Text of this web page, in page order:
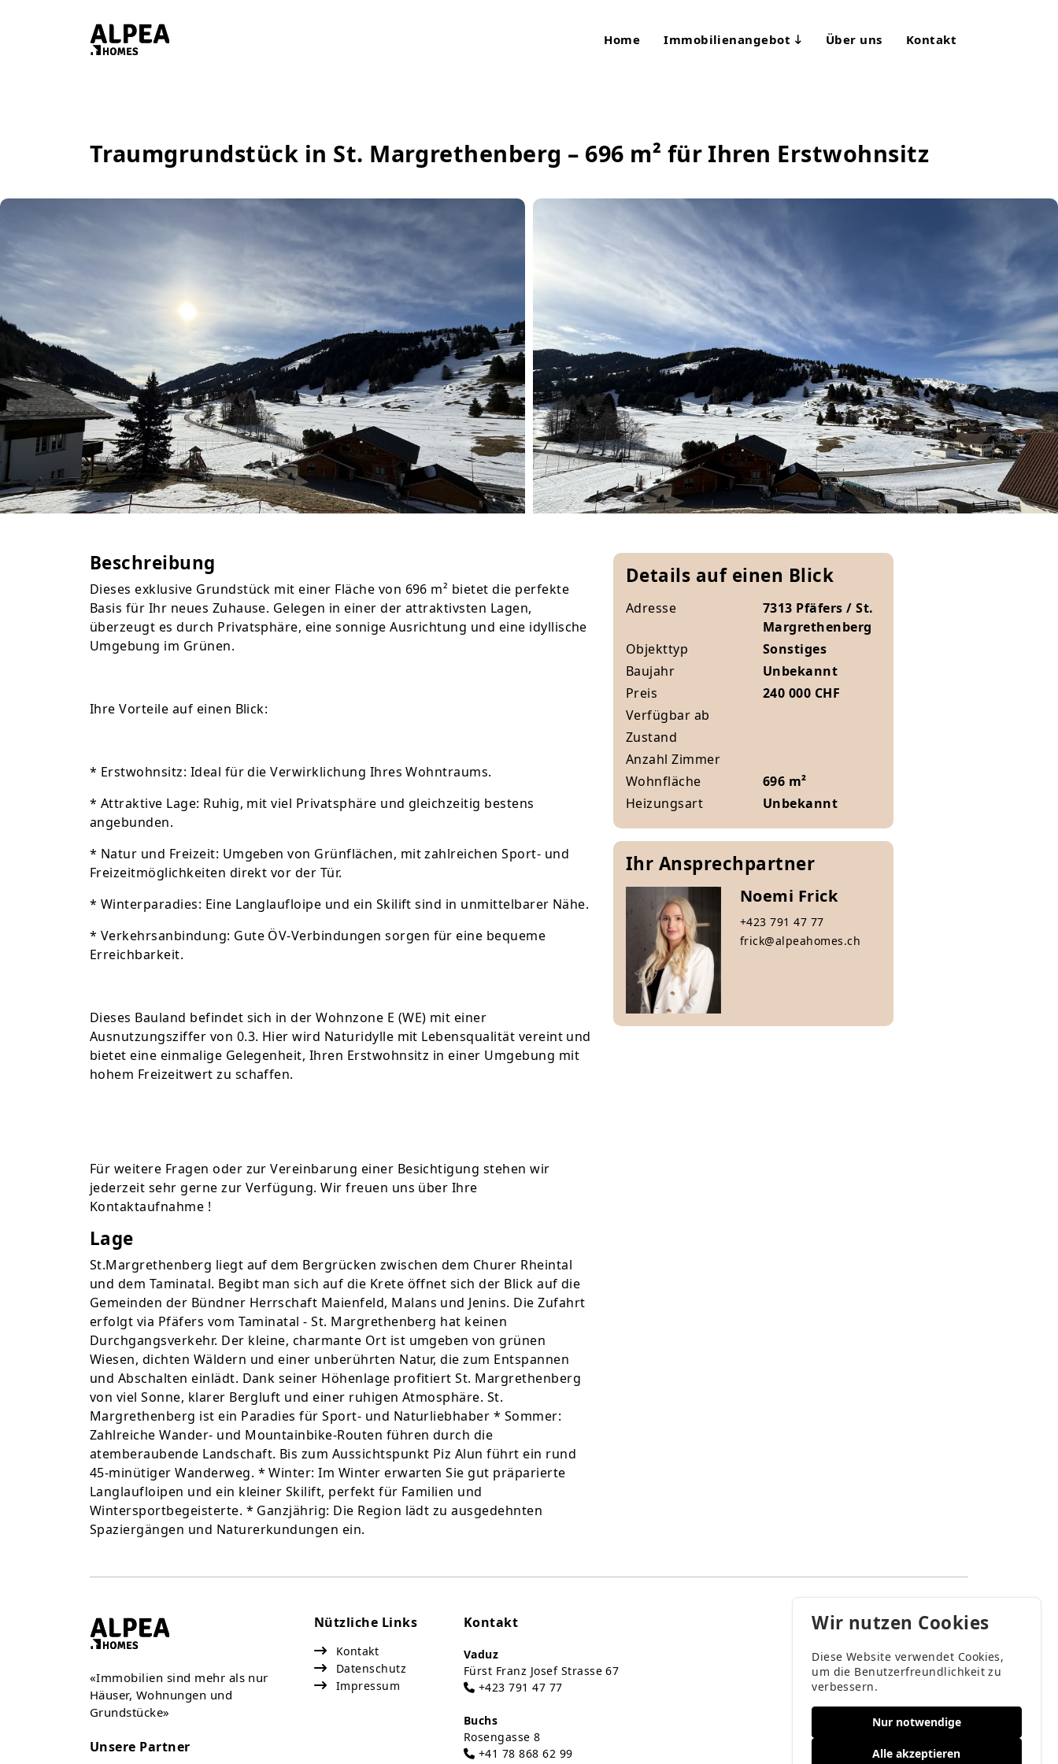
Home Immobilienangebot Über uns Kontakt
Traumgrundstück in St. Margrethenberg – 696 m² für Ihren Erstwohnsitz
Beschreibung
Dieses exklusive Grundstück mit einer Fläche von 696 m² bietet die perfekte
Basis für Ihr neues Zuhause. Gelegen in einer der attraktivsten Lagen,
überzeugt es durch Privatsphäre, eine sonnige Ausrichtung und eine idyllische
Umgebung im Grünen.
Ihre Vorteile auf einen Blick:
* Erstwohnsitz: Ideal für die Verwirklichung Ihres Wohntraums.
* Attraktive Lage: Ruhig, mit viel Privatsphäre und gleichzeitig bestens
angebunden.
* Natur und Freizeit: Umgeben von Grünflächen, mit zahlreichen Sport- und
Freizeitmöglichkeiten direkt vor der Tür.
* Winterparadies: Eine Langlaufloipe und ein Skilift sind in unmittelbarer Nähe.
* Verkehrsanbindung: Gute ÖV-Verbindungen sorgen für eine bequeme
Erreichbarkeit.
Dieses Bauland befindet sich in der Wohnzone E (WE) mit einer
Ausnutzungsziffer von 0.3. Hier wird Naturidylle mit Lebensqualität vereint und
bietet eine einmalige Gelegenheit, Ihren Erstwohnsitz in einer Umgebung mit
hohem Freizeitwert zu schaffen.
Für weitere Fragen oder zur Vereinbarung einer Besichtigung stehen wir
jederzeit sehr gerne zur Verfügung. Wir freuen uns über Ihre
Kontaktaufnahme !
Lage
St.Margrethenberg liegt auf dem Bergrücken zwischen dem Churer Rheintal
und dem Taminatal. Begibt man sich auf die Krete öffnet sich der Blick auf die
Gemeinden der Bündner Herrschaft Maienfeld, Malans und Jenins. Die Zufahrt
erfolgt via Pfäfers vom Taminatal - St. Margrethenberg hat keinen
Durchgangsverkehr. Der kleine, charmante Ort ist umgeben von grünen
Wiesen, dichten Wäldern und einer unberührten Natur, die zum Entspannen
und Abschalten einlädt. Dank seiner Höhenlage profitiert St. Margrethenberg
von viel Sonne, klarer Bergluft und einer ruhigen Atmosphäre. St.
Margrethenberg ist ein Paradies für Sport- und Naturliebhaber * Sommer:
Zahlreiche Wander- und Mountainbike-Routen führen durch die
atemberaubende Landschaft. Bis zum Aussichtspunkt Piz Alun führt ein rund
45-minütiger Wanderweg. * Winter: Im Winter erwarten Sie gut präparierte
Langlaufloipen und ein kleiner Skilift, perfekt für Familien und
Wintersportbegeisterte. * Ganzjährig: Die Region lädt zu ausgedehnten
Spaziergängen und Naturerkundungen ein.
Details auf einen Blick
Adresse
7313 Pfäfers / St.
Margrethenberg
Objekttyp
Sonstiges
Baujahr
Unbekannt
Preis
240 000 CHF
Verfügbar ab
Zustand
Anzahl Zimmer
Wohnfläche
696 m²
Heizungsart
Unbekannt
Ihr Ansprechpartner
Noemi Frick
+423 791 47 77
frick@alpeahomes.ch
«Immobilien sind mehr als nur
Häuser, Wohnungen und
Grundstücke»
Unsere Partner
Nützliche Links
Kontakt
Datenschutz
Impressum
Kontakt
Vaduz
Fürst Franz Josef Strasse 67
+423 791 47 77
Buchs
Rosengasse 8
+41 78 868 62 99
Wir nutzen Cookies
Diese Website verwendet Cookies,
um die Benutzerfreundlichkeit zu
verbessern.
Nur notwendige
Alle akzeptieren